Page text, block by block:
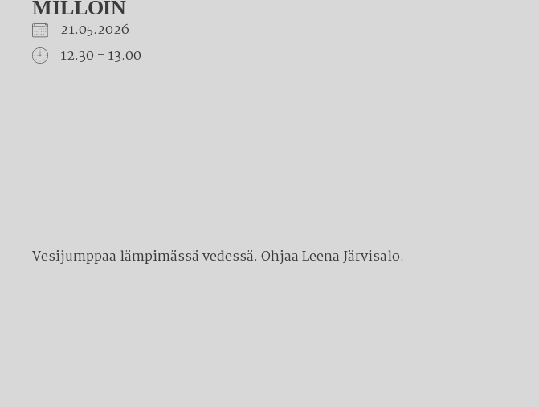
MILLOIN
21.05.2026
12.30 - 13.00
Vesijumppaa lämpimässä vedessä. Ohjaa Leena Järvisalo.